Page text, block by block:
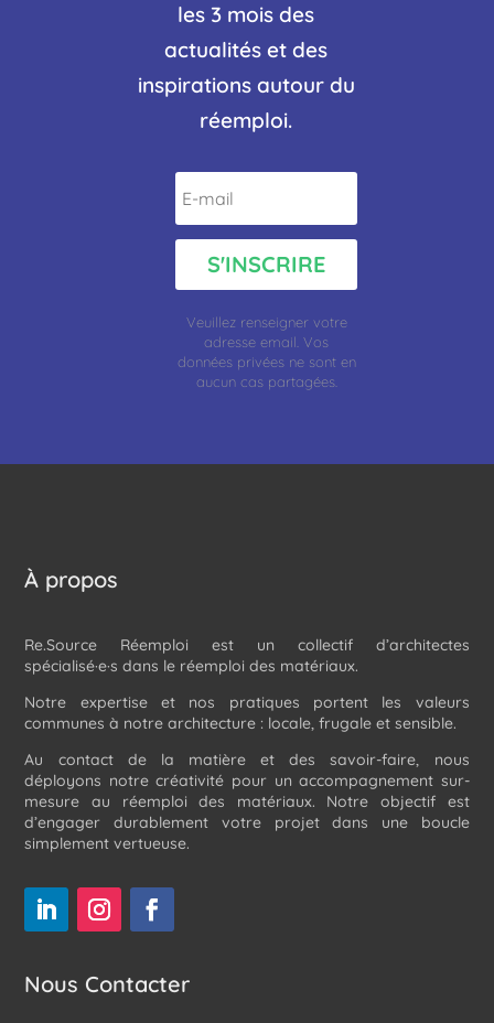
les 3 mois des
actualités et des
inspirations autour du
réemploi.
S'INSCRIRE
Veuillez renseigner votre
adresseemail.Vos
données privées ne sont en
aucun cas partagées.
À propos
Re.Source Réemploi est un collectif d’architectes
spécialisé·e·s dans le réemploi des matériaux.
Notre expertise et nos pratiques portent les valeurs
communes à notre architecture : locale, frugale et sensible.
Au contact de la matière et des savoir-faire, nous
déployons notre créativité pour un accompagnement sur-
mesure au réemploi des matériaux. Notre objectif est
d’engager durablement votre projet dans une boucle
simplement vertueuse.
Nous Contacter